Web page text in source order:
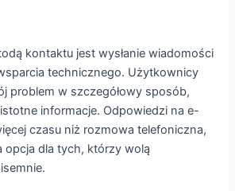
kontaktu jest wysłanie wiadomości
technicznego. Użytkownicy
problem w szczegółowy sposób,
informacje. Odpowiedzi na e-
czasu niż rozmowa telefoniczna,
opcja dla tych, którzy wolą